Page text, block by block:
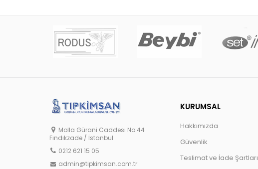
Molla Gürani Caddesi No:44
Fındıkzade / İstanbul
0212 621 15 05
admin@tipkimsan.com.tr
KURUMSAL
Hakkımızda
Güvenlik
Teslimat ve İade Şartları